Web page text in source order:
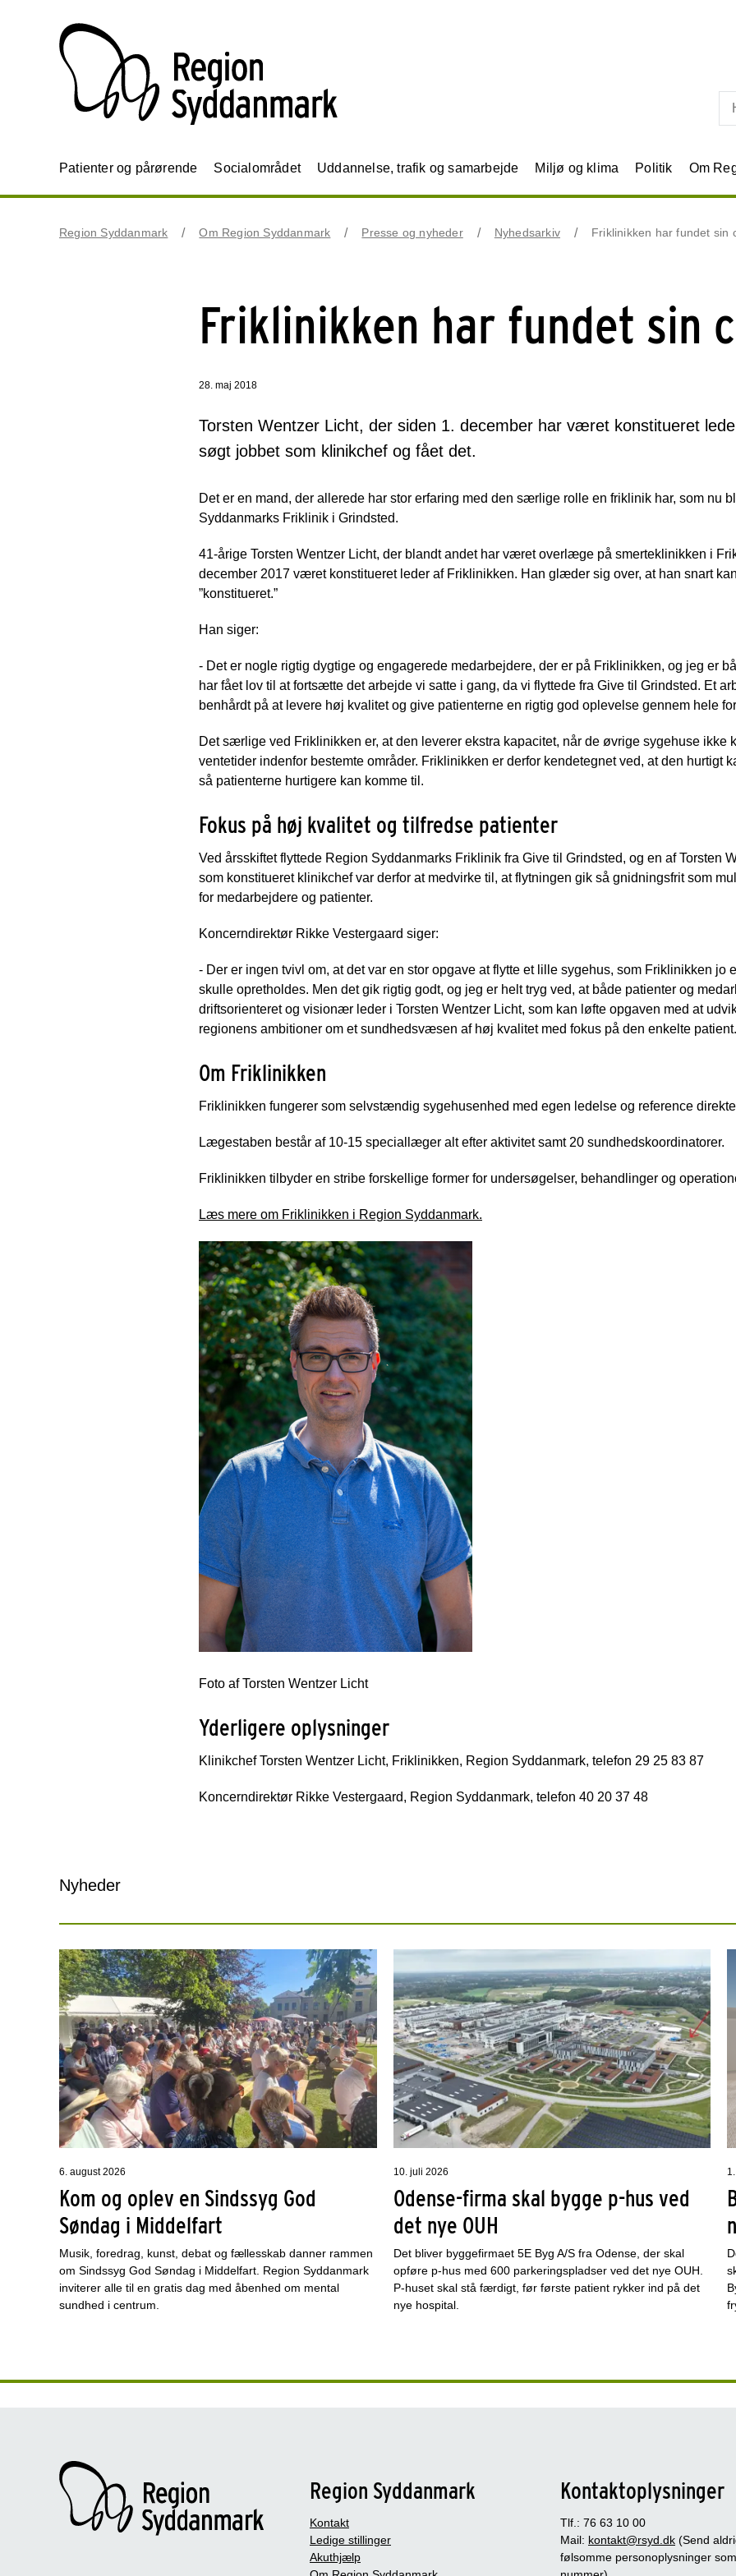
Patienter og pårørende Socialområdet Uddannelse, trafik og samarbejde Miljø og klima Politik Om
Region Syddanmark Om Region Syddanmark Presse og nyheder Nyhedsarkiv Friklinikken har fundet sin
Friklinikken har fundet sin
28. maj 2018
Torsten Wentzer Licht, der siden 1. december har været konstitueret
søgt jobbet som klinikchef og fået det.
Det er en mand, der allerede har stor erfaring med den særlige rolle en friklinik har, som nu
Syddanmarks Friklinik i Grindsted.
41-årige Torsten Wentzer Licht, der blandt andet har været overlæge på smerteklinikken i
december 2017 været konstitueret leder af Friklinikken. Han glæder sig over, at han snart
”konstitueret.”
Han siger:
- Det er nogle rigtig dygtige og engagerede medarbejdere, der er på Friklinikken, og jeg er
har fået lov til at fortsætte det arbejde vi satte i gang, da vi flyttede fra Give til Grindsted. Et
benhårdt på at levere høj kvalitet og give patienterne en rigtig god oplevelse gennem hele
Det særlige ved Friklinikken er, at den leverer ekstra kapacitet, når de øvrige sygehuse ikke
ventetider indenfor bestemte områder. Friklinikken er derfor kendetegnet ved, at den hurtigt
så patienterne hurtigere kan komme til.
Fokus på høj kvalitet og tilfredse patienter
Ved årsskiftet flyttede Region Syddanmarks Friklinik fra Give til Grindsted, og en af Torsten
som konstitueret klinikchef var derfor at medvirke til, at flytningen gik så gnidningsfrit som
for medarbejdere og patienter.
Koncerndirektør Rikke Vestergaard siger:
- Der er ingen tvivl om, at det var en stor opgave at flytte et lille sygehus, som Friklinikken jo
skulle opretholdes. Men det gik rigtig godt, og jeg er helt tryg ved, at både patienter og
driftsorienteret og visionær leder i Torsten Wentzer Licht, som kan løfte opgaven med at
regionens ambitioner om et sundhedsvæsen af høj kvalitet med fokus på den enkelte patient.
Om Friklinikken
Friklinikken fungerer som selvstændig sygehusenhed med egen ledelse og reference
Lægestaben består af 10-15 speciallæger alt efter aktivitet samt 20 sundhedskoordinatorer.
Friklinikken tilbyder en stribe forskellige former for undersøgelser, behandlinger og
Læs mere om Friklinikken i Region Syddanmark.
Foto af Torsten Wentzer Licht
Yderligere oplysninger
Klinikchef Torsten Wentzer Licht, Friklinikken, Region Syddanmark, telefon 29 25 83 87
Koncerndirektør Rikke Vestergaard, Region Syddanmark, telefon 40 20 37 48
Nyheder
6. august 2026
Kom og oplev en Sindssyg God
Søndag i Middelfart
Musik, foredrag, kunst, debat og fællesskab danner rammen
om Sindssyg God Søndag i Middelfart. Region Syddanmark
inviterer alle til en gratis dag med åbenhed om mental
sundhed i centrum.
10. juli 2026
Odense-firma skal bygge p-hus ved
det nye OUH
Det bliver byggefirmaet 5E Byg A/S fra Odense, der skal
opføre p-hus med 600 parkeringspladser ved det nye OUH.
P-huset skal stå færdigt, før første patient rykker ind på det
nye hospital.
Region Syddanmark
Kontakt
Ledige stillinger
Akuthjælp
Kontaktoplysninger
Tlf.: 76 63 10 00
Mail: kontakt@rsyd.dk (Send
følsomme personoplysninger